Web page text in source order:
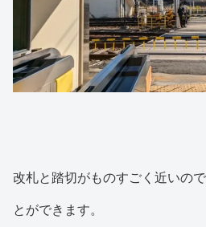
改札と踏切がものすごく近いの
とができます。